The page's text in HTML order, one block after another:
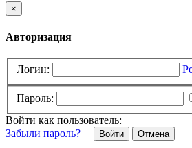
×
Авторизация
Логин:
Пароль:
Войти как пользователь:
Забыли пароль?
Отмена